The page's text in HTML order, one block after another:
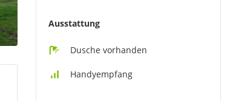
Ausstattung
Dusche vorhanden
Handyempfang